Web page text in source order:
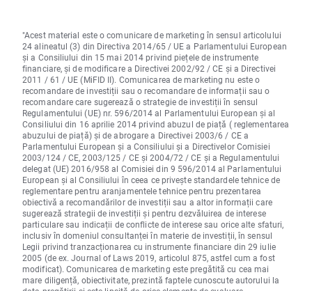
"Acest material este o comunicare de marketing în sensul articolului
24 alineatul (3) din Directiva 2014/65 / UE a Parlamentului European
și a Consiliului din 15 mai 2014 privind piețele de instrumente
financiare, și de modificare a Directivei 2002/92 / CE și a Directivei
2011 / 61 / UE (MiFID II). Comunicarea de marketing nu este o
recomandare de investiții sau o recomandare de informații sau o
recomandare care sugerează o strategie de investiții în sensul
Regulamentului (UE) nr. 596/2014 al Parlamentului European și al
Consiliului din 16 aprilie 2014 privind abuzul de piață ( reglementarea
abuzului de piață) și de abrogare a Directivei 2003/6 / CE a
Parlamentului European și a Consiliului și a Directivelor Comisiei
2003/124 / CE, 2003/125 / CE și 2004/72 / CE și a Regulamentului
delegat (UE) 2016/958 al Comisiei din 9 596/2014 al Parlamentului
European și al Consiliului în ceea ce privește standardele tehnice de
reglementare pentru aranjamentele tehnice pentru prezentarea
obiectivă a recomandărilor de investiții sau a altor informații care
sugerează strategii de investiții și pentru dezvăluirea de interese
particulare sau indicații de conflicte de interese sau orice alte sfaturi,
inclusiv în domeniul consultanței în materie de investiții, în sensul
Legii privind tranzacționarea cu instrumente financiare din 29 iulie
2005 (de ex. Journal of Laws 2019, articolul 875, astfel cum a fost
modificat). Comunicarea de marketing este pregătită cu cea mai
mare diligență, obiectivitate, prezintă faptele cunoscute autorului la